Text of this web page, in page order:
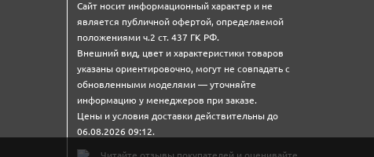
Сайт носит информационный характер и не
является публичной офертой, определяемой
положениями ч.2 ст. 437 ГК РФ.
Внешний вид, цвет и характеристики товаров
указаны ориентировочно, могут не совпадать с
обновленными моделями — уточняйте
информацию у менеджеров при заказе.
Цены и условия доставки действительны до
06.08.2026 09:12.